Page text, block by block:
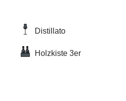
Distillato
Holzkiste 3er